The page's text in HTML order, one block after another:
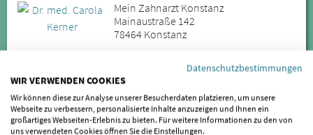
Mein Zahnarzt Konstanz
Mainaustraße 142
78464 Konstanz
07531 - 458 458
Entfernung: 60.41 km
zum Profil
Datenschutzbestimmungen
WIR VERWENDEN COOKIES
Wir können diese zur Analyse unserer Besucherdaten platzieren, um unsere
Webseite zu verbessern, personalisierte Inhalte anzuzeigen und Ihnen ein
großartiges Webseiten-Erlebnis zu bieten. Für weitere Informationen zu den von
uns verwendeten Cookies öffnen Sie die Einstellungen.